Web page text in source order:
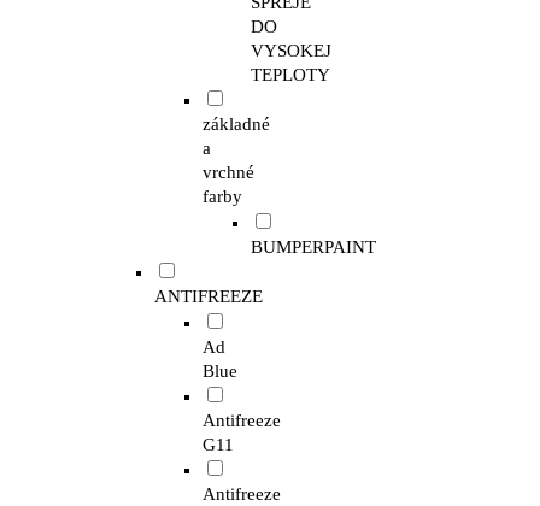
DO
VYSOKEJ
TEPLOTY
základné
a
vrchné
farby
BUMPERPAINT
ANTIFREEZE
Ad
Blue
Antifreeze
G11
Antifreeze